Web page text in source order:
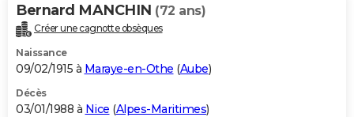
Bernard MANCHIN (72 ans)
Créer une cagnotte obsèques
Naissance
09/02/1915 à Maraye-en-Othe (Aube)
Décès
03/01/1988 à Nice (Alpes-Maritimes)